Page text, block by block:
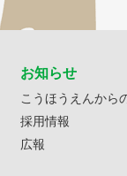
お知らせ
こうほうえんから
採用情報
広報